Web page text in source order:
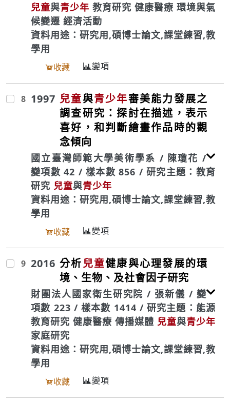
兒童與青少年 教育研究 健康醫療 環境與氣
候變遷 經濟活動
資料用途：研究用,碩博士論文,課堂練習,教
學用
收藏 變項
8 1997 兒童與青少年審美能力發展之
調查研究：探討在描述，表示
喜好，和判斷繪畫作品時的觀
念傾向
國立臺灣師範大學美術學系 / 陳瓊花 /
變項數 42 / 樣本數 856 / 研究主題：教育
研究 兒童與青少年
資料用途：研究用,碩博士論文,課堂練習,教
學用
收藏 變項
9 2016 分析兒童健康與心理發展的環
境、生物、及社會因子研究
財團法人國家衛生研究院 / 張新儀 / 變
項數 223 / 樣本數 1414 / 研究主題：能源
教育研究 健康醫療 傳播媒體 兒童與青少年
家庭研究
資料用途：研究用,碩博士論文,課堂練習,教
學用
收藏 變項